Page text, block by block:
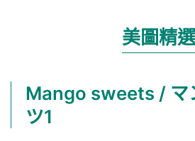
美圖精選
Mango sweets / マ
ツ1